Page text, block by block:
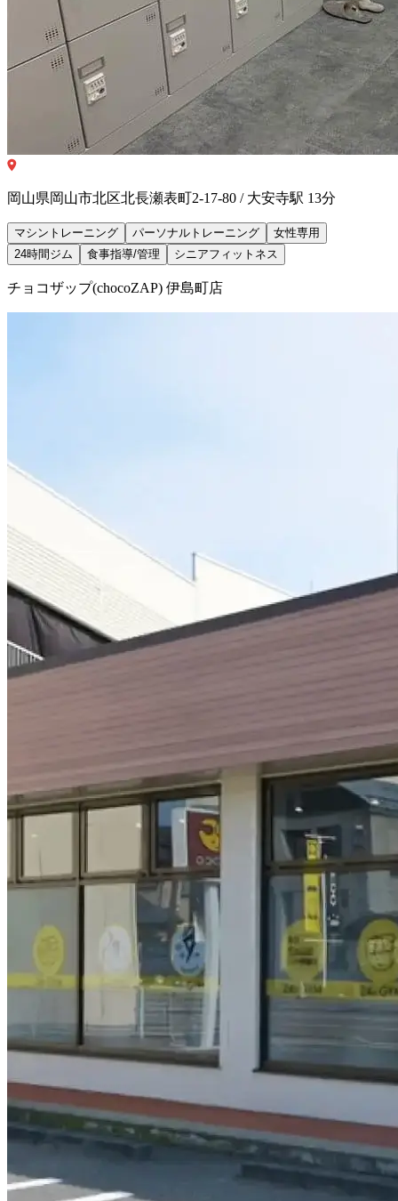
岡山県岡山市北区北長瀬表町2-17-80 / 大安寺駅 13分
マシントレーニング パーソナルトレーニング
女性専用
24時間ジム
食事指導/管理 シニアフィットネス
チョコザップ(chocoZAP) 伊島町店